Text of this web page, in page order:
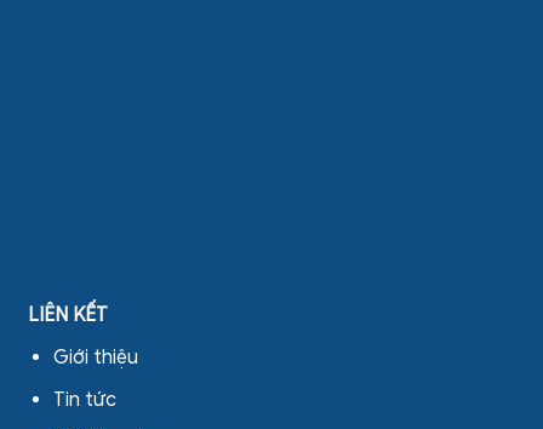
LIÊN KẾT
Giới thiệu
Tin tức